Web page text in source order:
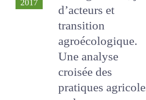
#228
Elevage laitier, jeux
d’acteurs et
transition
agroécologique.
Une analyse
croisée des